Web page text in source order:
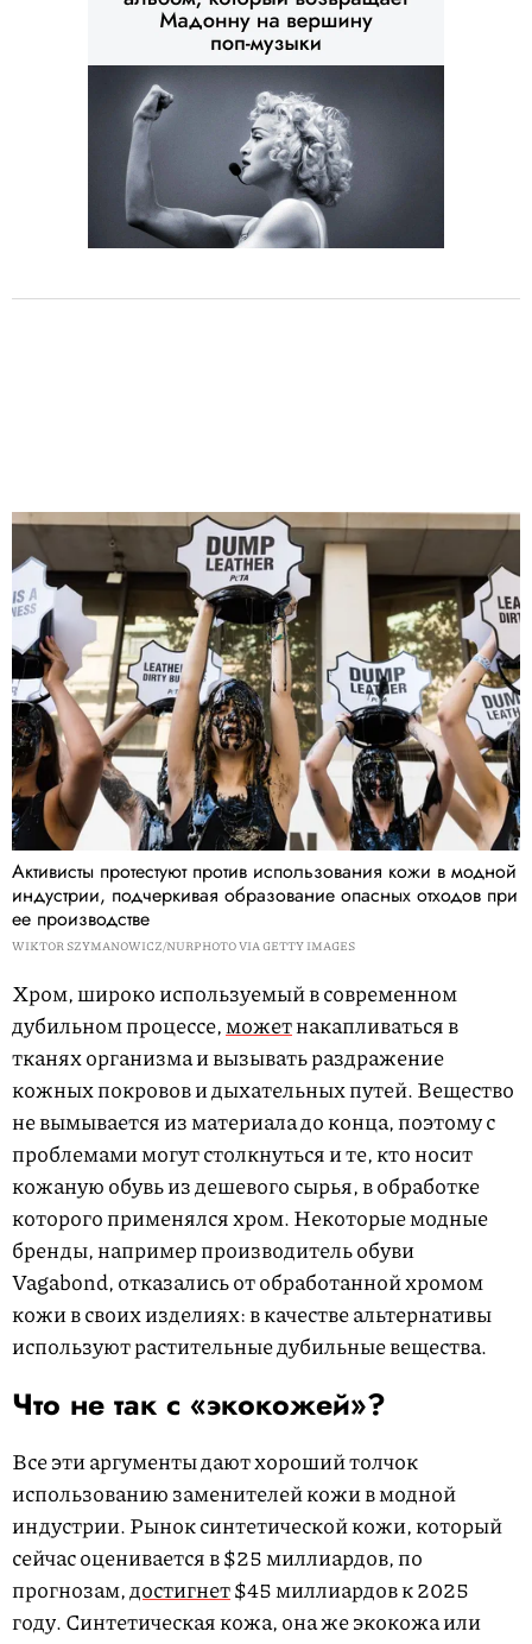
Активисты протестуют против использования кожи в модной
индустрии, подчеркивая образование опасных отходов при
ее производстве
WIKTOR SZYMANOWICZ/NURPHOTO VIA GETTY IMAGES
Хром, широко используемый в современном
дубильном процессе,можетнакапливаться в
тканях организма и вызывать раздражение
кожных покровов и дыхательных путей. Вещество
не вымывается из материала до конца, поэтому с
проблемами могут столкнуться и те, кто носит
кожаную обувь из дешевого сырья, в обработке
которого применялся хром. Некоторые модные
бренды, например производитель обуви
Vagabond, отказались от обработанной хромом
кожи в своих изделиях: в качестве альтернативы
используют растительные дубильные вещества.
Что не так с «экокожей»?
Все эти аргументы дают хороший толчок
использованию заменителей кожи в модной
индустрии. Рынок синтетической кожи, который
сейчас оценивается в $25 миллиардов, по
прогнозам,достигнет$45 миллиардов к 2025
году. Синтетическая кожа, она же экокожа или